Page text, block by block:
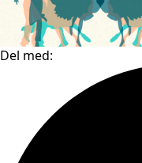
Del med: